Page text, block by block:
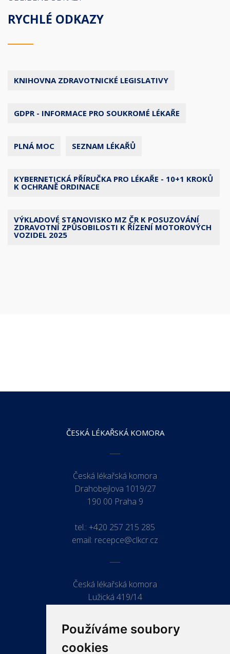
Používáme soubory
cookies
RYCHLÉ ODKAZY
KNIHOVNA ZDRAVOTNICKÉ LEGISLATIVY
GDPR - INFORMACE PRO SOUKROMÉ LÉKAŘE
PLNÁ MOC SEZNAM LÉKAŘŮ
KYBERNETICKÁ PŘÍRUČKA PRO LÉKAŘE - 10+1 KROKŮ
K OCHRANĚ ORDINACE
VÝKLADOVÉ STANOVISKO MZ ČR K POSUZOVÁNÍ
ZDRAVOTNÍ ZPŮSOBILOSTI K ŘÍZENÍ MOTOROVÝCH
VOZIDEL 2025
ČESKÁ LÉKAŘSKÁ KOMORA
Česká lékařská komora
Drahobejlova 1019/27
190 00 Praha 9
tel.: +420 257 215 285
email: recepce@clkcr.cz
Česká lékařská komora
Lužická 419/14